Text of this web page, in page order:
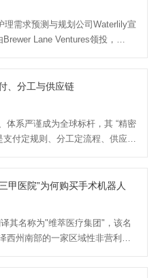
理需求预测与规划公司Waterlily宣
Lane Ventures领投，
、分工与供应链
体系严谨成为全球标杆，其 “精密
付定规则、分工定流程、供应链
甲医院”为何购买手术机器人
其名称为"维萃医疗集团"，该名
州南部的一家区域性非营利医